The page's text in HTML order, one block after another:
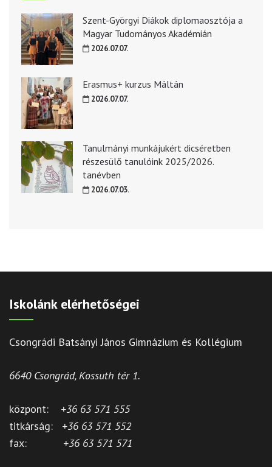
Szent-Györgyi Diákok diplomaosztója a
Magyar Tudományos Akadémián
2026.07.07.
Erasmus+ kurzus Máltán
2026.07.07.
Tanulmányi munkájukért dicséretben
részesülő tanulóink 2025/2026.
tanévben
2026.07.03.
Iskolánk elérhetőségei
Csongrádi Batsányi János Gimnázium és Kollégium
6640 Csongrád, Kossuth tér 1.
központ: +36 63 571 555
titkárság: +36 63 571 552
fax: +36 63 571 571